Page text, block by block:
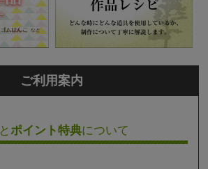
ご利用案内
とポイント特典について